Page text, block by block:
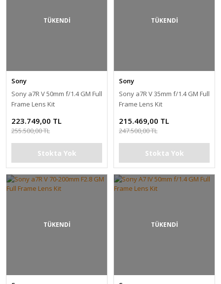
TÜKENDİ
Sony
Sony a7R V 50mm f/1.4 GM Full
Frame Lens Kit
223.749,00 TL
255.500,00 TL
Stokta Yok
TÜKENDİ
Sony
Sony a7R V 35mm f/1.4 GM Full
Frame Lens Kit
215.469,00 TL
247.500,00 TL
Stokta Yok
TÜKENDİ TÜKENDİ